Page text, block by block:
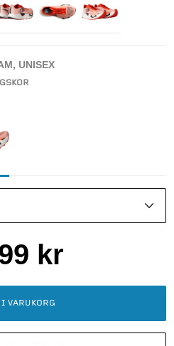
UNISEX
kr
VARUKORG